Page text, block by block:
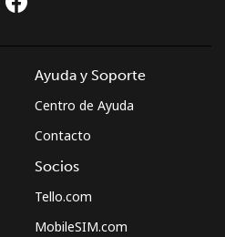
Ayuda y Soporte
Centro de Ayuda
Contacto
Socios
Tello.com
MobileSIM.com